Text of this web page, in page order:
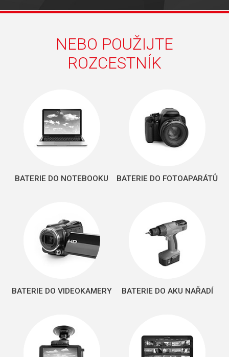
NEBO POUŽIJTE
ROZCESTNÍK
BATERIE DO NOTEBOOKU BATERIE DO FOTOAPARÁTŮ
BATERIE DO VIDEOKAMERY BATERIE DO AKU NAŘADÍ